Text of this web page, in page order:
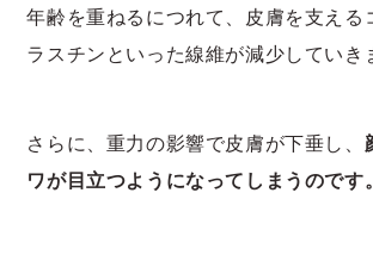
年齢を重ねるにつれて、皮膚を支える
ラスチンといった線維が減少していき
さらに、重力の影響で皮膚が下垂し、
ワが目立つようになってしまうのです。